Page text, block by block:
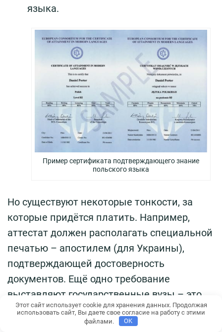
языка.
Пример сертификата подтверждающего знание
польского языка
Но существуют некоторые тонкости, за
которые придётся платить. Например,
аттестат должен располагать специальной
печатью – апостилем (для Украины),
подтверждающей достоверность
документов. Ещё одно требование
выставляют государственные вузы – это
осуществление перевода специальным
присяжным, имеющим регистрацию в
Этот сайт использует cookie для хранения данных. Продолжая
использовать сайт, Вы даете свое согласие на работу с этими
файлами.
OK